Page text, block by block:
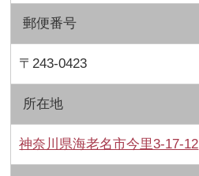
郵便番号
〒243-0423
所在地
神奈川県海老名市今里3-17-12